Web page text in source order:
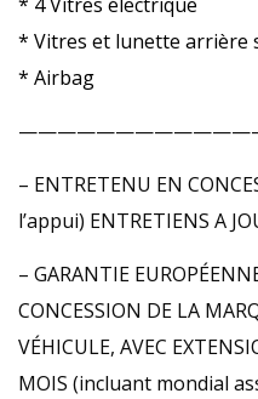
* Vitres et lunette arrière
* Airbag
– ENTRETENU EN
l’appui) ENTRETIENS A
– GARANTIE
CONCESSION DE LA
VÉHICULE, AVEC
MOIS (incluant mondial